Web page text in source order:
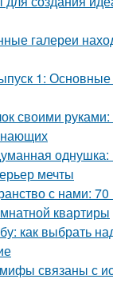
галереи
1:
своими
однушка:
мечты
с нами:
квартиры
как выбрать
связаны с